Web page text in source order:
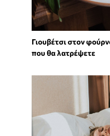
Γιουβέτσι στον
που θα λατρέψετε